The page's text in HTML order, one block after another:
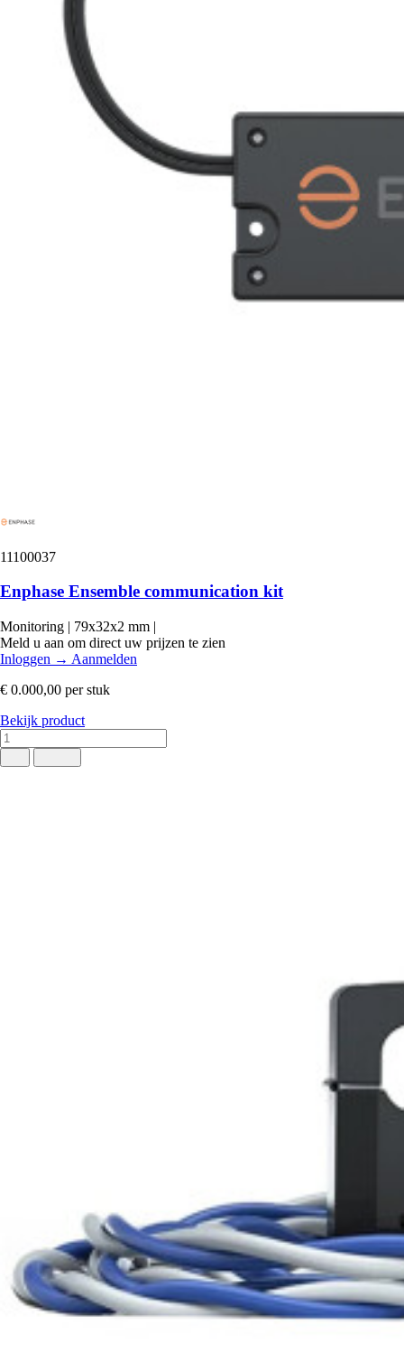
11100037
Enphase Ensemble communication kit
Monitoring | 79x32x2 mm |
Meld u aan om direct uw prijzen te zien
Inloggen → Aanmelden
€ 0.000,00 per stuk
Bekijk product